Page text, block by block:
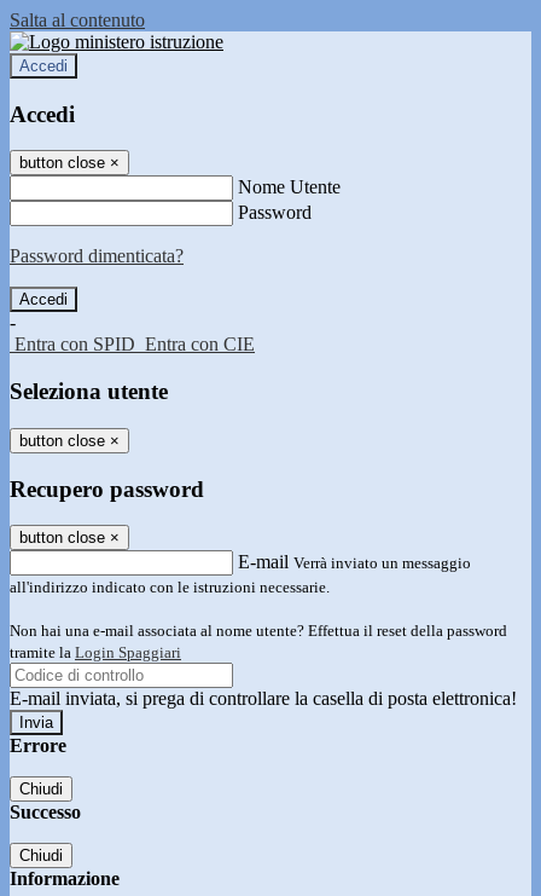
Salta al contenuto
Accedi
Accedi
button close ×
Nome Utente
Password
Password dimenticata?
-
Entra con SPID Entra con CIE
Seleziona utente
button close ×
Recupero password
button close ×
E-mail Verrà inviato un messaggio
all'indirizzo indicato con le istruzioni necessarie.
Non hai una e-mail associata al nome utente? Effettua il reset della password
tramite la Login Spaggiari
E-mail inviata, si prega di controllare la casella di posta elettronica!
Errore
Chiudi
Successo
Chiudi
Informazione